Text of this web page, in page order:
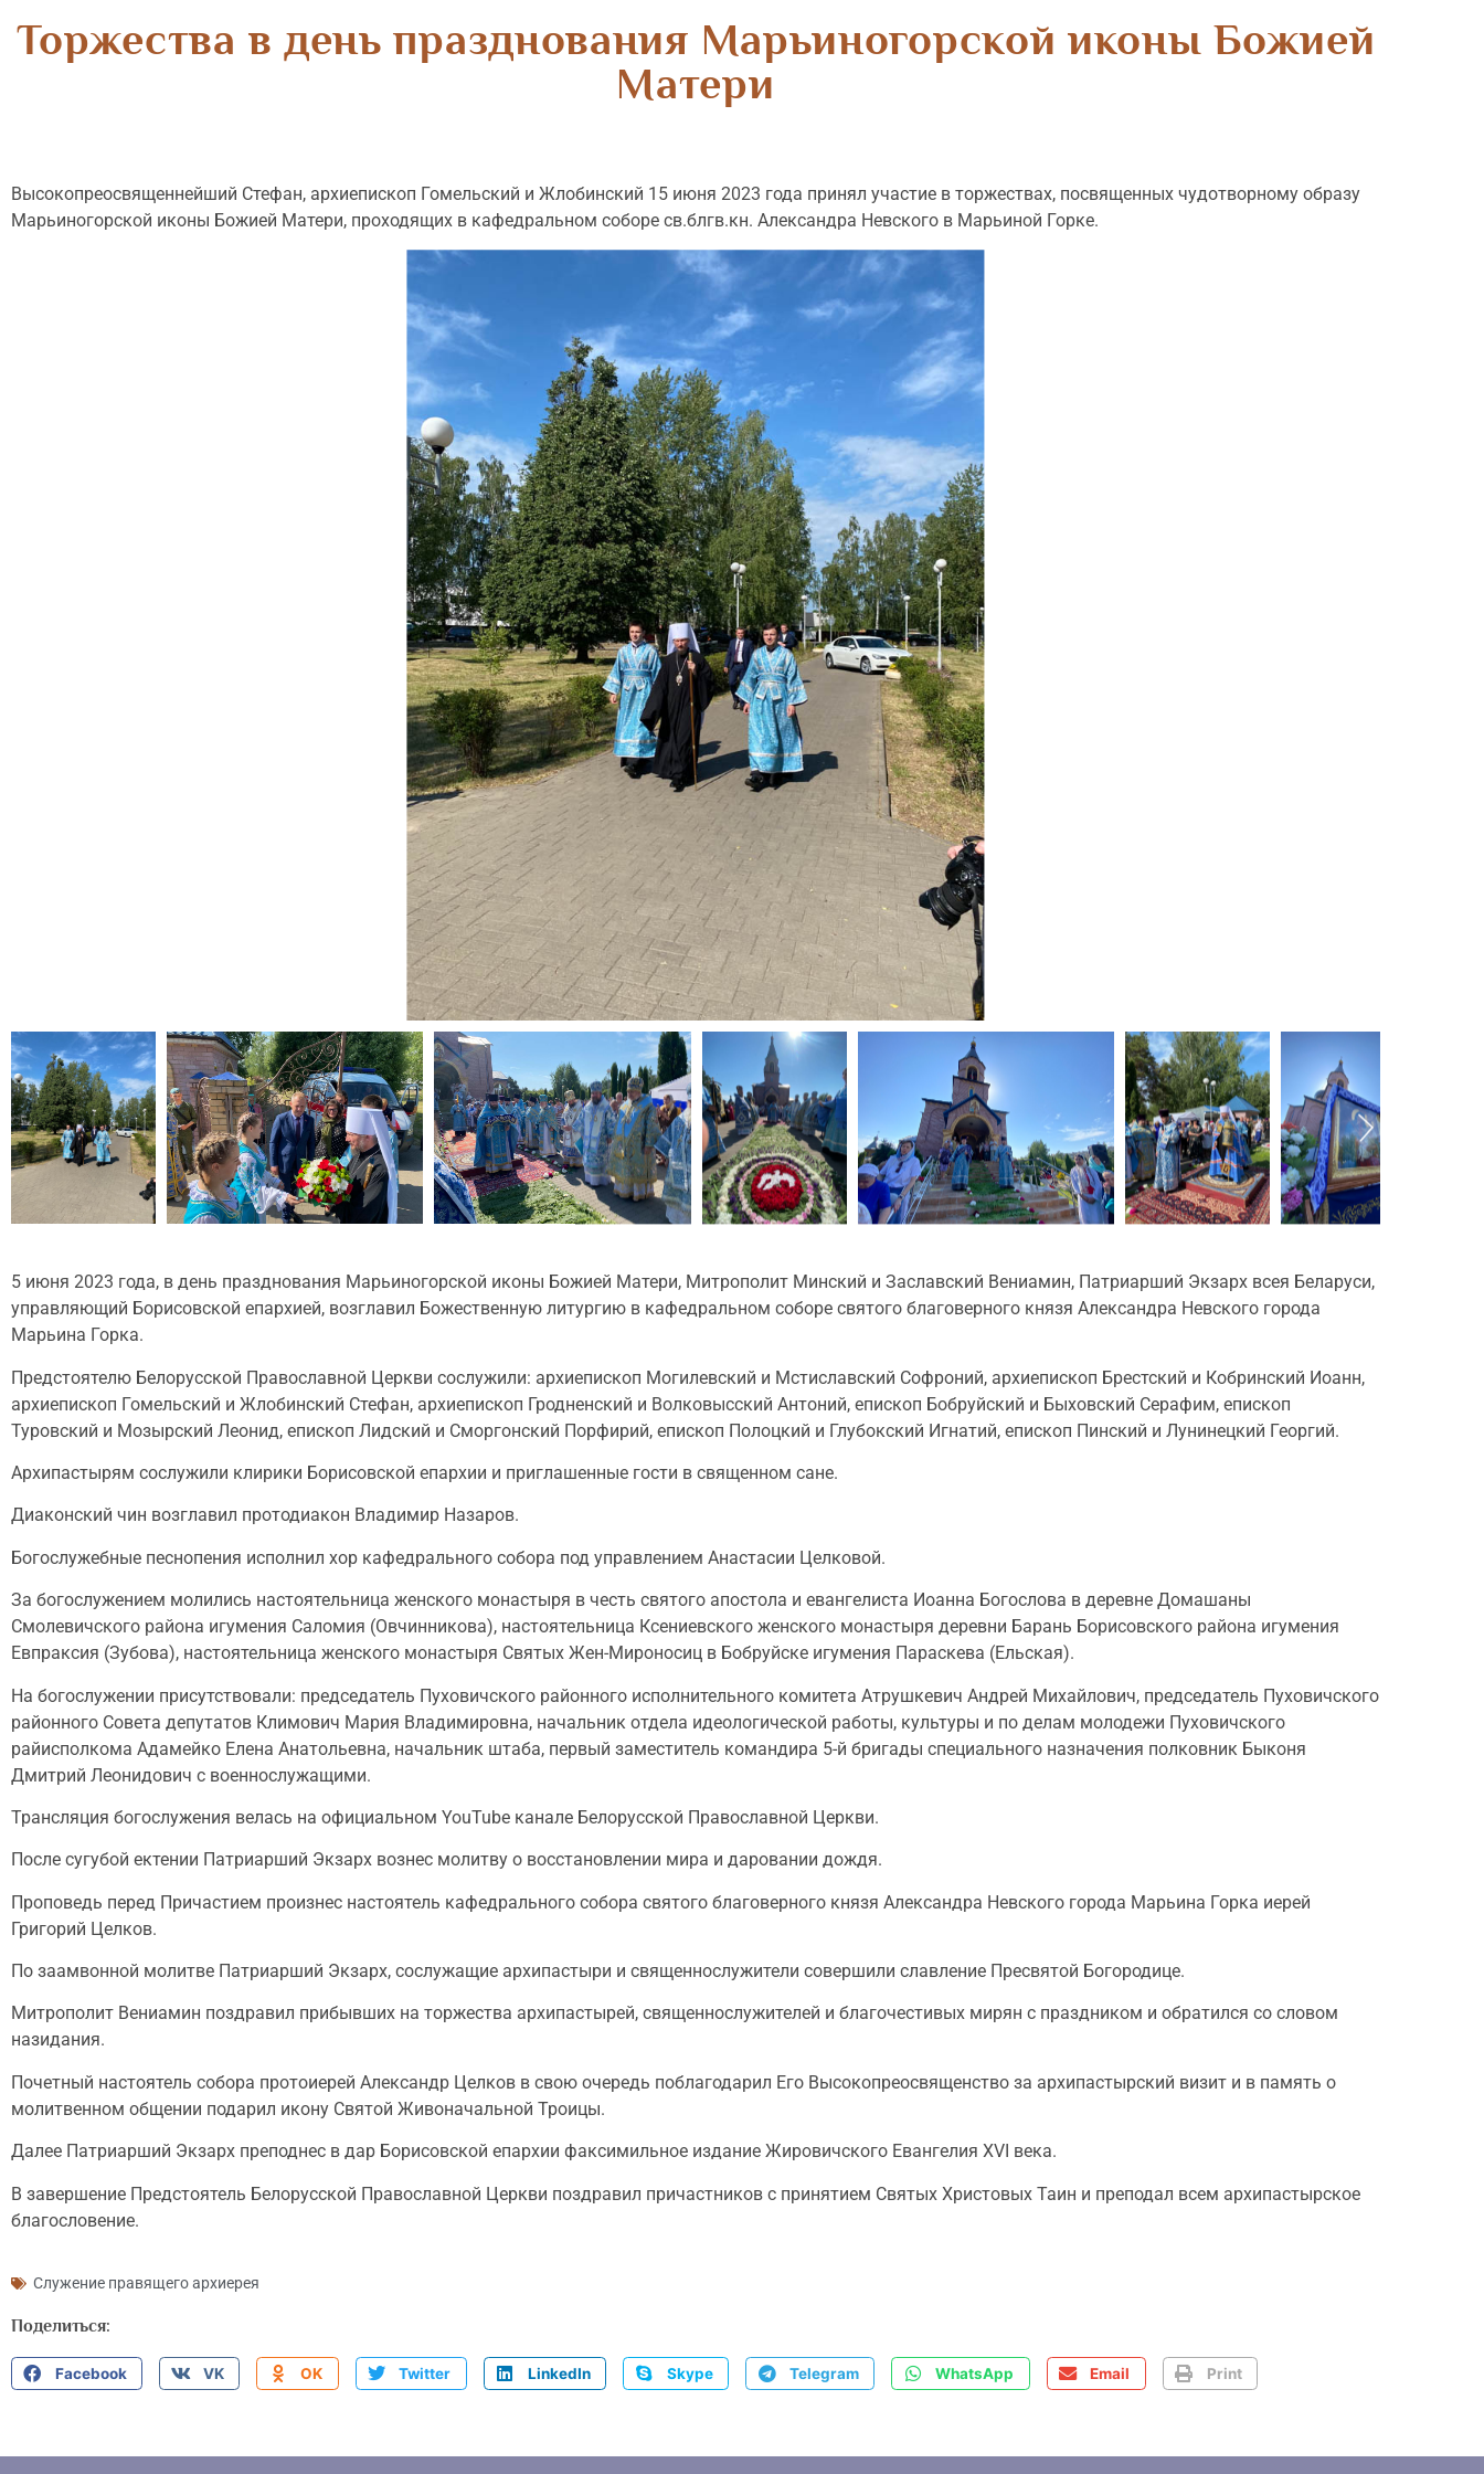
Торжества в день празднования Марьиногорской иконы Божией
Матери
Высокопреосвященнейший Стефан, архиепископ Гомельский и Жлобинский 15 июня 2023 года принял участие в торжествах, посвященных чудотворному образу
Марьиногорской иконы Божией Матери, проходящих в кафедральном соборе св.блгв.кн. Александра Невского в Марьиной Горке.
5 июня 2023 года, в день празднования Марьиногорской иконы Божией Матери, Митрополит Минский и Заславский Вениамин, Патриарший Экзарх всея Беларуси,
управляющий Борисовской епархией, возглавил Божественную литургию в кафедральном соборе святого благоверного князя Александра Невского города
Марьина Горка.
Предстоятелю Белорусской Православной Церкви сослужили: архиепископ Могилевский и Мстиславский Софроний, архиепископ Брестский и Кобринский Иоанн,
архиепископ Гомельский и Жлобинский Стефан, архиепископ Гродненский и Волковысский Антоний, епископ Бобруйский и Быховский Серафим, епископ
Туровский и Мозырский Леонид, епископ Лидский и Сморгонский Порфирий, епископ Полоцкий и Глубокский Игнатий, епископ Пинский и Лунинецкий Георгий.
Архипастырям сослужили клирики Борисовской епархии и приглашенные гости в священном сане.
Диаконский чин возглавил протодиакон Владимир Назаров.
Богослужебные песнопения исполнил хор кафедрального собора под управлением Анастасии Целковой.
За богослужением молились настоятельница женского монастыря в честь святого апостола и евангелиста Иоанна Богослова в деревне Домашаны
Смолевичского района игумения Саломия (Овчинникова), настоятельница Ксениевского женского монастыря деревни Барань Борисовского района игумения
Евпраксия (Зубова), настоятельница женского монастыря Cвятых Жен-Мироносиц в Бобруйске игумения Параскева (Ельская).
На богослужении присутствовали: председатель Пуховичского районного исполнительного комитета Атрушкевич Андрей Михайлович, председатель Пуховичского
районного Совета депутатов Климович Мария Владимировна, начальник отдела идеологической работы, культуры и по делам молодежи Пуховичского
райисполкома Адамейко Елена Анатольевна, начальник штаба, первый заместитель командира 5-й бригады специального назначения полковник Быконя
Дмитрий Леонидович с военнослужащими.
Трансляция богослужения велась на официальном YouTube канале Белорусской Православной Церкви.
После сугубой ектении Патриарший Экзарх вознес молитву о восстановлении мира и даровании дождя.
Проповедь перед Причастием произнес настоятель кафедрального собора святого благоверного князя Александра Невского города Марьина Горка иерей
Григорий Целков.
По заамвонной молитве Патриарший Экзарх, сослужащие архипастыри и священнослужители совершили славление Пресвятой Богородице.
Митрополит Вениамин поздравил прибывших на торжества архипастырей, священнослужителей и благочестивых мирян с праздником и обратился со словом
назидания.
Почетный настоятель собора протоиерей Александр Целков в свою очередь поблагодарил Его Высокопреосвященство за архипастырский визит и в память о
молитвенном общении подарил икону Святой Живоначальной Троицы.
Далее Патриарший Экзарх преподнес в дар Борисовской епархии факсимильное издание Жировичского Евангелия XVI века.
В завершение Предстоятель Белорусской Православной Церкви поздравил причастников с принятием Святых Христовых Таин и преподал всем архипастырское
благословение.
Служение правящего архиерея
Поделиться:
Facebook VK OK Twitter LinkedIn Skype Telegram WhatsApp Email Print